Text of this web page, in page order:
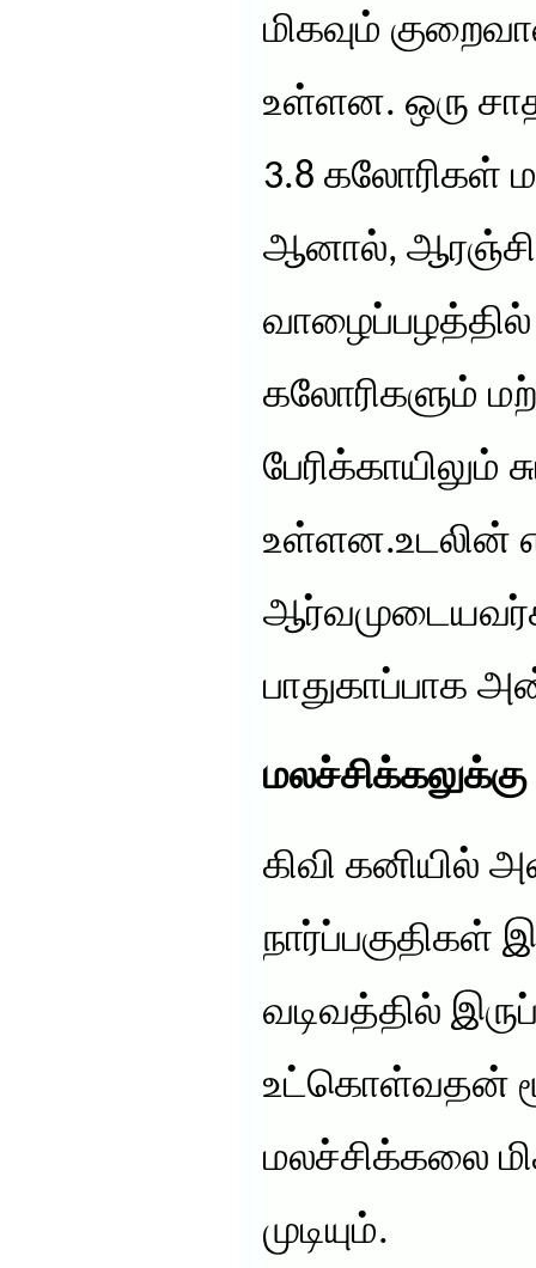
மிகவும்
உள்ளன. ஒரு
3.8 கலோரிகள்
ஆனால்,
வாழைப்பழத்தில்
கலோரிகளும்
பேரிக்காயிலும்
உள்ளன.உடலின்
பாதுகாப்பாக
மலச்சிக்கலுக்கு
கிவி கனியில்
வடிவத்தில்
உட்கொள்வதன்
மலச்சிக்கலை
முடியும்.